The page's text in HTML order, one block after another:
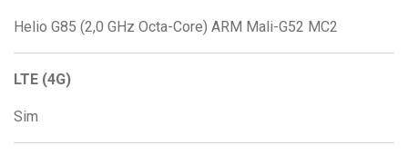
Helio G85 (2,0 GHz Octa-Core) ARM Mali-G52 MC2
LTE (4G)
Sim